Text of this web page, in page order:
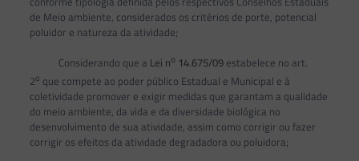
de Meio ambiente, considerados os critérios de porte, potencial
poluidor e natureza da atividade;
Considerando que a Lei no 14.675/09estabelece no art.
2o que compete ao poder público Estadual e Municipal e à
coletividade promover e exigir medidas que garantam a qualidade
do meio ambiente, da vida e da diversidade biológica no
desenvolvimento de sua atividade, assim como corrigir ou fazer
corrigir os efeitos da atividade degradadora ou poluidora;